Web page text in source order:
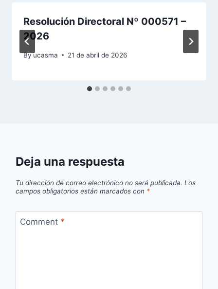
Resolución Directoral Nº 000571 –
2026
Byucasma 21 de abril de 2026
Deja una respuesta
Tu dirección de correo electrónico no será publicada. Los
campos obligatorios están marcados con *
Comment *